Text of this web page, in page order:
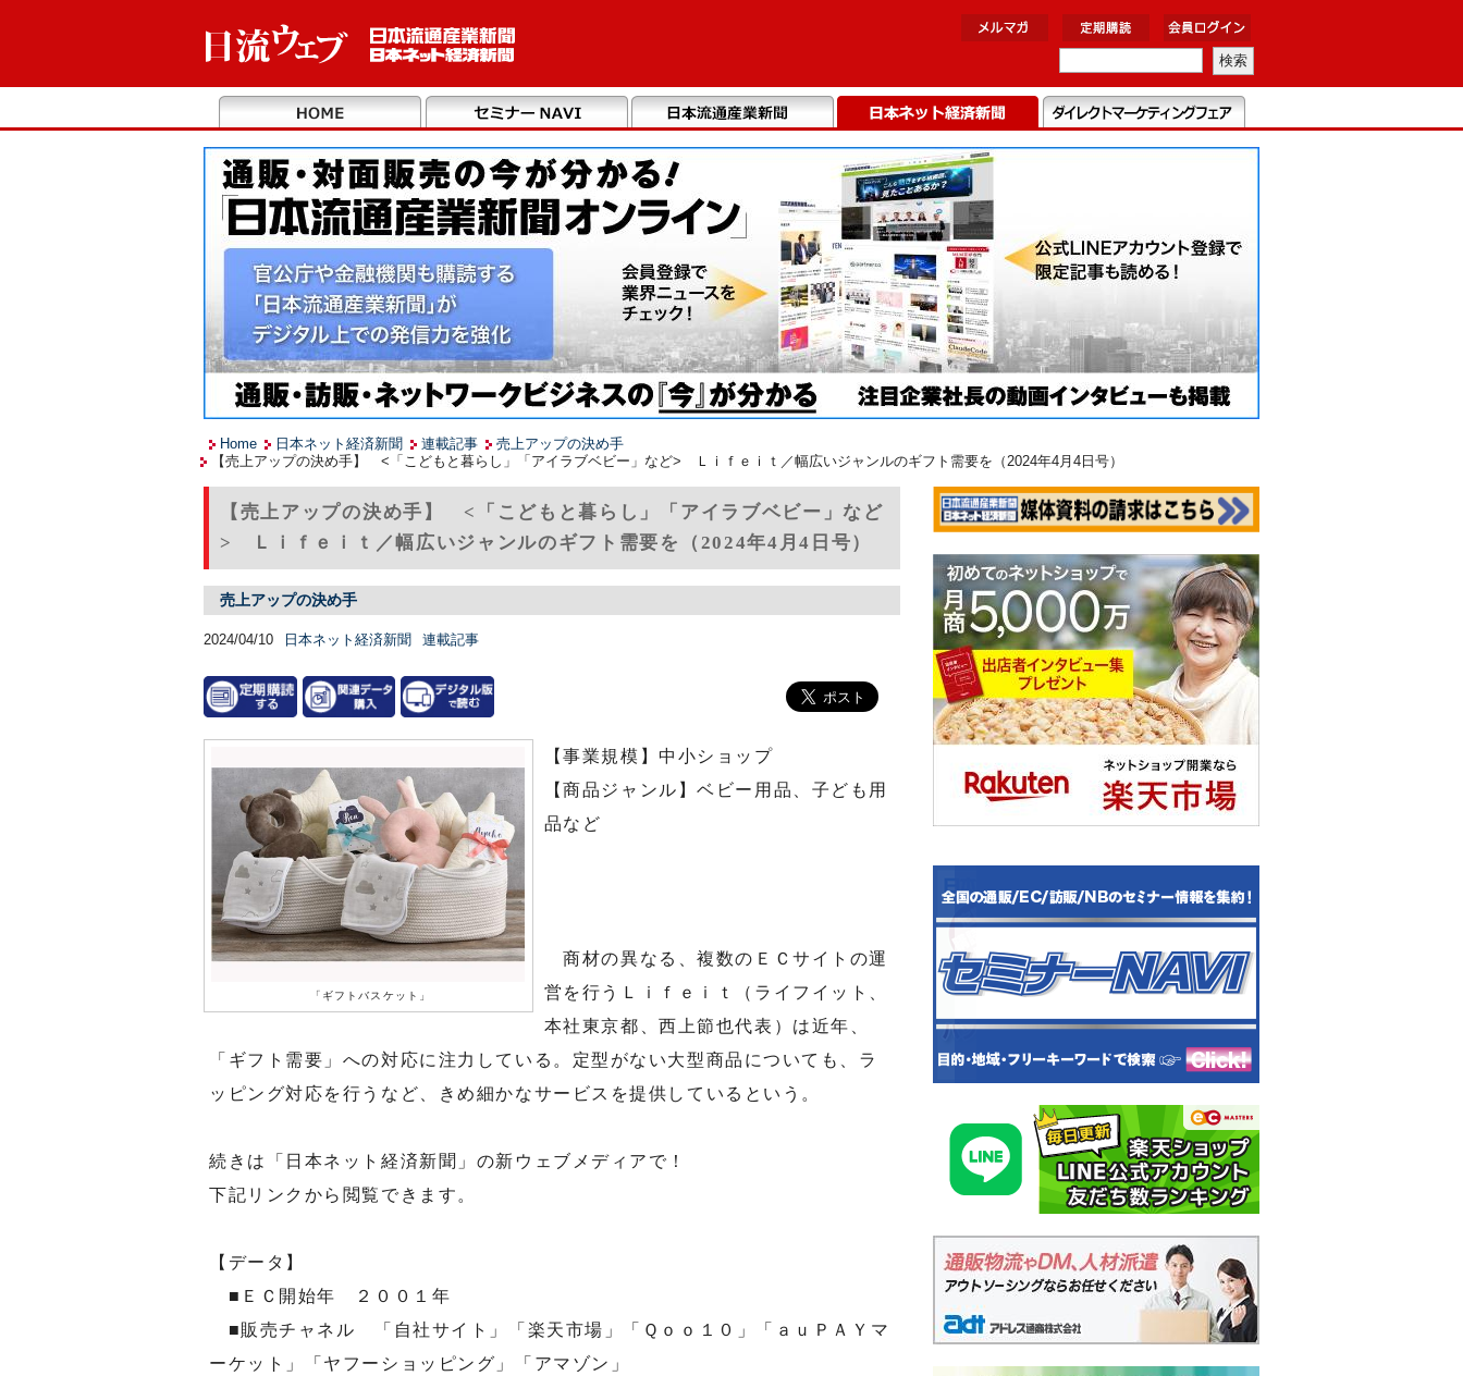
Home 日本ネット経済新聞 連載記事
売上アップの決め手
【売上アップの決め手】 <「こどもと暮らし」「アイラブベビー」など> Ｌｉｆｅｉｔ／幅広いジャンルのギフト需要を（2024年4月4日号）
【売上アップの決め手】 <「こどもと暮らし」「アイラブベビー」など
> Ｌｉｆｅｉｔ／幅広いジャンルのギフト需要を（2024年4月4日号）
売上アップの決め手
2024/04/10 日本ネット経済新聞 連載記事
「ギフトバスケット」
【事業規模】中小ショップ
【商品ジャンル】ベビー用品、子ども用
品など
商材の異なる、複数のＥＣサイトの運
営を行うＬｉｆｅｉｔ（ライフイット、
本社東京都、西上節也代表）は近年、
「ギフト需要」への対応に注力している。定型がない大型商品についても、ラ
ッピング対応を行うなど、きめ細かなサービスを提供しているという。
続きは「日本ネット経済新聞」の新ウェブメディアで！
下記リンクから閲覧できます。
【データ】
■ＥＣ開始年 ２００１年
■販売チャネル 「自社サイト」「楽天市場」「Ｑｏｏ１０」「ａｕＰＡＹマ
ーケット」「ヤフーショッピング」「アマゾン」